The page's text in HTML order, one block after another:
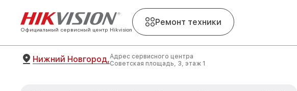
Официальный сервисный центр Hikvision
Ремонт техники
Нижний Новгород,Адрес сервисного центра
Советская площадь, 3, этаж 1